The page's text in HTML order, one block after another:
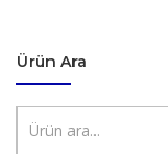
Ürün Ara